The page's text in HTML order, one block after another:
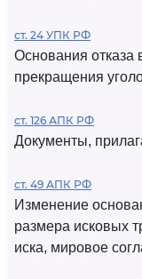
ст. 24 УПК РФ
Основания отказа
прекращения
ст. 126 АПК РФ
Документы,
ст. 49 АПК РФ
Изменение
размера исковых
иска, мировое